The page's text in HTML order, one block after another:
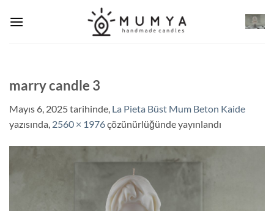
atla
marry candle 3
Mayıs 6, 2025tarihinde, La Pieta Büst Mum Beton Kaide
yazısında, 2560 × 1976çözünürlüğünde yayınlandı